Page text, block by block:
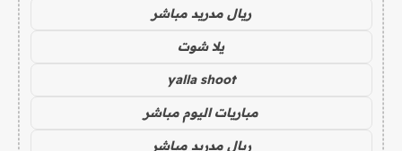
ريال مدريد مباشر
يلا شوت
yalla shoot
مباريات اليوم مباشر
ريال مدريد مباشر